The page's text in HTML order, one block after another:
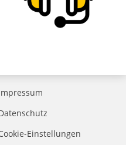
Einstellungen